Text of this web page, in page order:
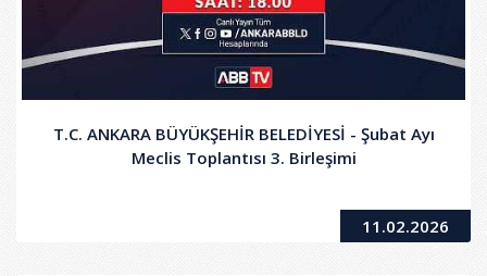
T.C. ANKARA BÜYÜKŞEHİR BELEDİYESİ - Şubat Ayı
Meclis Toplantısı 3. Birleşimi
11.02.2026